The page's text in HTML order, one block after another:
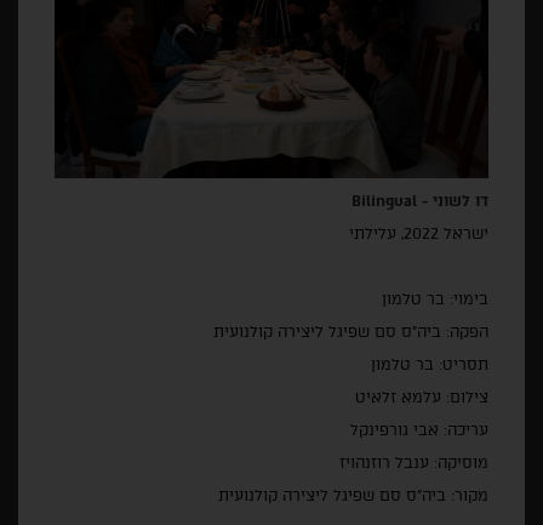
דו לשוני - Bilingual
ישראל 2022, עלילתי
בימוי: בר טלמון
הפקה: ביה"ס סם שפיגל ליצירה קולנועית
תסריט: בר טלמון
צילום: עלמא זלאיט
עריכה: אבי גורפינקל
מוסיקה: ענבל רוזנהויז
מקור: ביה"ס סם שפיגל ליצירה קולנועית